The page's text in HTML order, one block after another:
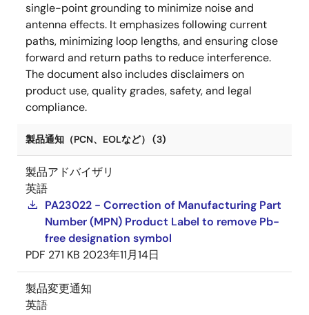
single-point grounding to minimize noise and
antenna effects. It emphasizes following current
paths, minimizing loop lengths, and ensuring close
forward and return paths to reduce interference.
The document also includes disclaimers on
product use, quality grades, safety, and legal
compliance.
製品通知（PCN、EOLなど） (3)
製品アドバイザリ
英語
PA23022 - Correction of Manufacturing Part
Number (MPN) Product Label to remove Pb-
free designation symbol
PDF 271 KB 2023年11月14日
製品変更通知
英語